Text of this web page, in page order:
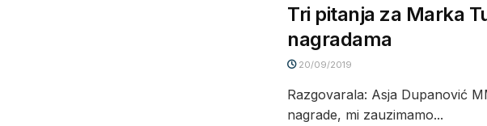
Tri pitanja za Marka
nagradama
20/09/2019
Razgovarala: Asja Dupanović
nagrade, mi zauzimamo...